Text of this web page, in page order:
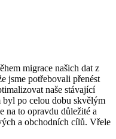
migrace našich dat z
jsme potřebovali přenést
naše stávající
byl po celou dobu skvělým
na to opravdu důležité a
a obchodních cílů. Vřele